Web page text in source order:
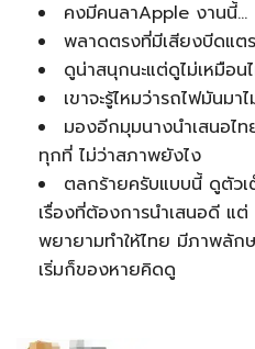
คงมีคนลาApple งานนี้...
พลาดตรงที่มีเสียงบีดแต
ดูน่าสนุกนะแต่ดูไม่เหมือน
เขาจะรู้ไหมว่ารถไฟมันมา
มองอีกมุมนางนำเสนอไ
ทุกที่ ไม่ว่าสภาพยังไง
ตลกร้ายครับแบบนี้ ดูตัว
เรื่องที่ต้องการนำเสนอดี แ
พยายามทำให้ไทย มีภาพลัก
เริ่มก็ของหายคิดดู